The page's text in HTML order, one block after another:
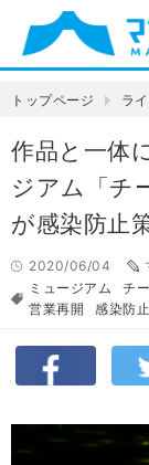
トップページ ラ
作品と一体
ジアム「チ
が感染防止
2020/06/04
ミュージアム
チ
営業再開
感染防